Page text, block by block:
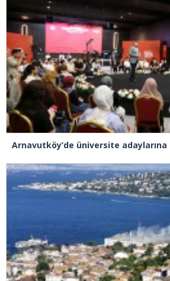
Arnavutköy’de üniversite